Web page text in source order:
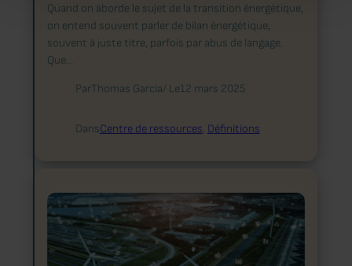
Quand on aborde le sujet de la transition énergétique,
on entend souvent parler de bilan énergétique,
souvent à juste titre, parfois par abus de langage.
Que…
ParThomas Garcia/ Le12 mars 2025
DansCentre de ressources, Définitions